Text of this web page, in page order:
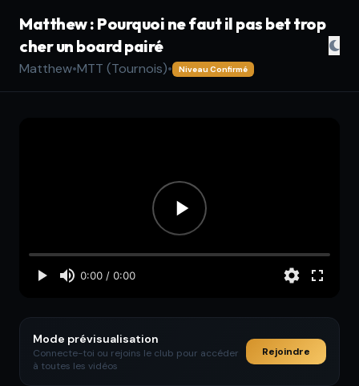
Matthew : Pourquoi ne faut il pas bet trop
cher un board pairé
Matthew•MTT (Tournois)• Niveau Confirmé
Mode prévisualisation
Connecte-toi ou rejoins le club pour accéder
à toutes les vidéos
Rejoindre